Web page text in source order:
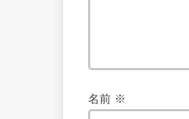
名前 ※